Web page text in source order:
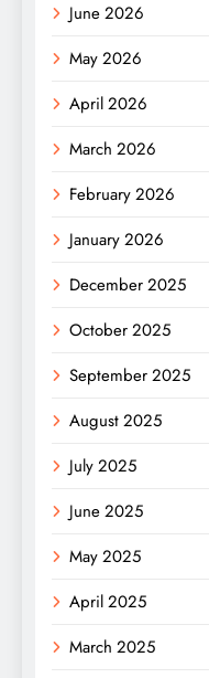
June 2026
May 2026
April 2026
March 2026
February 2026
January 2026
December 2025
October 2025
September 2025
August 2025
July 2025
June 2025
May 2025
April 2025
March 2025